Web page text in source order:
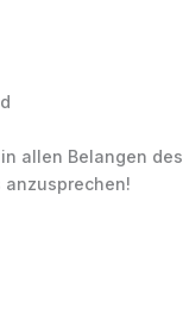
allen Belangen des